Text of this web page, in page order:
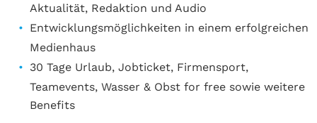
Aktualität, Redaktion und Audio
Entwicklungsmöglichkeiten in einem erfolgreichen
Medienhaus
30 Tage Urlaub, Jobticket, Firmensport,
Teamevents, Wasser & Obst for free sowie weitere
Benefits